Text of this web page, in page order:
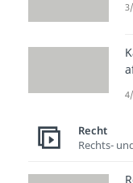
Recht
Rechts-